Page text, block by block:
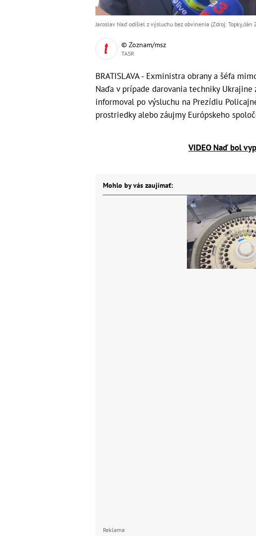
Jaroslav Naď odišiel z výsluchu bez obvinenia (Zdroj: Topky/Ján
© Zoznam/msz
TASR
BRATISLAVA - Exministra obrany a šéfa
Naďa v prípade darovania techniky
informoval po výsluchu na Prezídiu
prostriedky alebo záujmy Európskeho
VIDEO Naď bol
Mohlo by vás zaujímať:
Reklama